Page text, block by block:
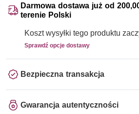
Darmowa dostawa już od
terenie Polski
Koszt wysyłki tego produktu
Sprawdź opcje dostawy
Bezpieczna transakcja
Gwarancja autentyczności